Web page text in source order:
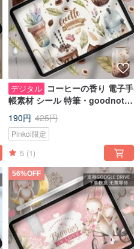
デジタル コーヒーの香り 電子手
帳素材 シール 特筆・goodnotes
IPADノート手帳
190円 425円
Pinkoi限定
5 (1)
56%OFF